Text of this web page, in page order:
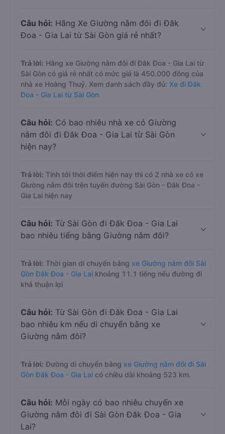
Câu hỏi: Hãng Xe Giường nằm đôi đi Đăk
Đoa - Gia Lai từ Sài Gòn giá rẻ nhất?
Trả lời: Hãng xe Giường nằm đôi đi Đăk Đoa - Gia Lai từ
Sài Gòn có giá rẻ nhất có mức giá là 450.000 đồng của
nhà xe Hoàng Thuỷ. Xem danh sách đầy đủ: Xe đi Đăk
Đoa - Gia Lai từ Sài Gòn
Câu hỏi: Có bao nhiêu nhà xe có Giường
nằm đôi đi Đăk Đoa - Gia Lai từ Sài Gòn
hiện nay?
Trả lời: Tính tới thời điểm hiện nay thì có 2 nhà xe có xe
Giường nằm đôi trên tuyến đường Sài Gòn - Đăk Đoa -
Gia Lai hiện nay
Câu hỏi: Từ Sài Gòn đi Đăk Đoa - Gia Lai
bao nhiêu tiếng bằng Giường nằm đôi?
Trả lời: Thời gian di chuyển bằng xe Giường nằm đôi Sài
Gòn Đăk Đoa - Gia Lai khoảng 11.1 tiếng nếu đường đi
khá thuận lợi
Câu hỏi: Từ Sài Gòn đi Đăk Đoa - Gia Lai
bao nhiêu km nếu di chuyển bằng xe
Giường nằm đôi?
Trả lời: Đường di chuyển bằng xe Giường nằm đôi đi Sài
Gòn Đăk Đoa - Gia Lai có chiều dài khoảng 523 km.
Câu hỏi: Mỗi ngày có bao nhiêu chuyến xe
Giường nằm đôi đi Sài Gòn Đăk Đoa - Gia
Lai?